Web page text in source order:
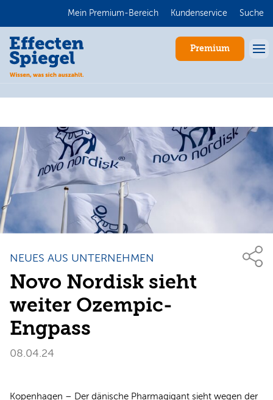
Mein Premium-Bereich Kundenservice Suche
Premium
NEUES AUS UNTERNEHMEN
Novo Nordisk sieht
weiter Ozempic-
Engpass
08.04.24
Kopenhagen – Der dänische Pharmagigant sieht wegen der
Anmelden